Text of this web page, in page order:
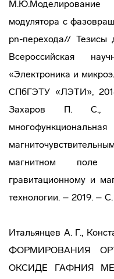
модулятора с
pn-перехода// Тезисы
Всероссийская
«Электроника и
СПбГЭТУ «ЛЭТИ»,
Захаров П. С.,
магнитном
гравитационному и
технологии. – 2019. –
Итальянцев А. Г.,
ФОРМИРОВАНИЯ
ОКСИДЕ ГАФНИЯ